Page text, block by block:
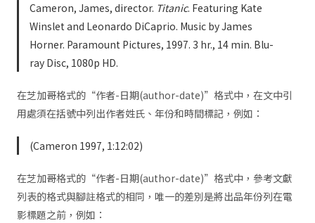
Cameron, James, director. Titanic. Featuring Kate
Winslet and Leonardo DiCaprio. Music by James
Horner. Paramount Pictures, 1997. 3 hr., 14 min. Blu-
ray Disc, 1080p HD.
在芝加哥格式的“作者-日期(author-date)”格式中，在文中引
用處須在括號中列出作者姓氏、年份和時間標記，例如：
(Cameron 1997, 1:12:02)
在芝加哥格式的“作者-日期(author-date)”格式中，參考文獻
列表的格式與腳註格式的相同，唯一的差別是將出品年份列在電
影標題之前，例如：